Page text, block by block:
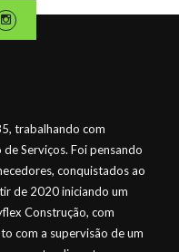
trabalhando com
Serviços. Foi pensando
conquistados ao
de 2020 iniciando um
Construção, com
com a supervisão de um